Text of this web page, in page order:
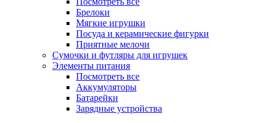
Брелоки
Мягкие игрушки
Посуда и керамические фигурки
Приятные мелочи
Сумочки и футляры для игрушек
Элементы питания
Посмотреть все
Аккумуляторы
Батарейки
Зарядные устройства